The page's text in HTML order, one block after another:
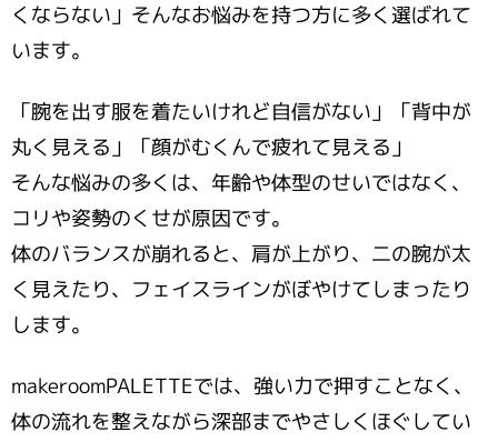
くならない」そんなお悩みを持つ方に多く選ばれて
います。
「腕を出す服を着たいけれど自信がない」「背中が
丸く見える」「顔がむくんで疲れて見える」
そんな悩みの多くは、年齢や体型のせいではなく、
コリや姿勢のくせが原因です。
体のバランスが崩れると、肩が上がり、二の腕が太
く見えたり、フェイスラインがぼやけてしまったり
します。
makeroomPALETTEでは、強い力で押すことなく、
体の流れを整えながら深部までやさしくほぐしてい